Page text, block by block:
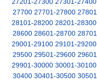
27700 27701-27800
28101-28200 28201-28300
28600 28601-28700
29001-29100 29101-29200
29500 29501-29600
29901-30000 30001-30100
30400 30401-30500